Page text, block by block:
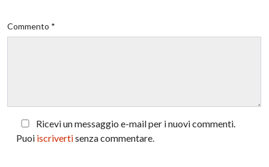
Commento *
Ricevi un messaggio e-mail per i nuovi commenti.
Puoi iscrivertisenza commentare.